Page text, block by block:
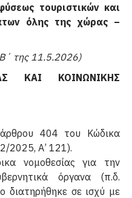
τουριστικών και
όλης της χώρας –
της 11.5.2026)
ΚΑΙ ΚΟΙΝΩΝΙΚΗΣ
404 του Κώδικα
2025, Α’ 121).
νομοθεσίας για την
όργανα (π.δ.
διατηρήθηκε σε ισχύ με